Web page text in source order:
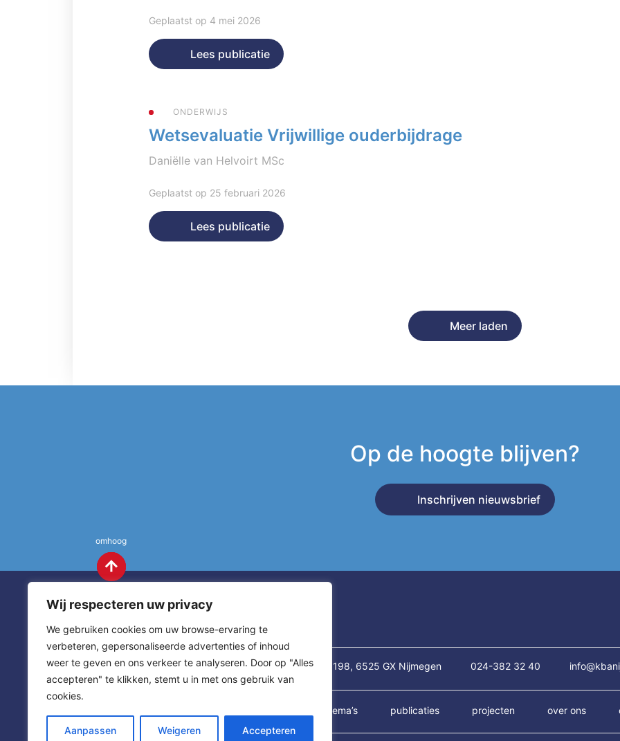
Wij respecteren uw privacy
We gebruiken cookies om uw browse-ervaring te
verbeteren, gepersonaliseerde advertenties of inhoud
weer te geven en ons verkeer te analyseren. Door op "Alles
accepteren" te klikken, stemt u in met ons gebruik van
cookies.
Aanpassen Weigeren Accepteren
Geplaatst op 4 mei 2026
Lees publicatie
ONDERWIJS
Wetsevaluatie Vrijwillige ouderbijdrage
Daniëlle van Helvoirt MSc
Geplaatst op 25 februari 2026
Lees publicatie
Meer laden
Op de hoogte blijven?
Inschrijven nieuwsbrief
omhoog
Contact St. Annastraat 198, 6525 GX Nijmegen 024-382 32 40
thema’s publicaties projecten over ons